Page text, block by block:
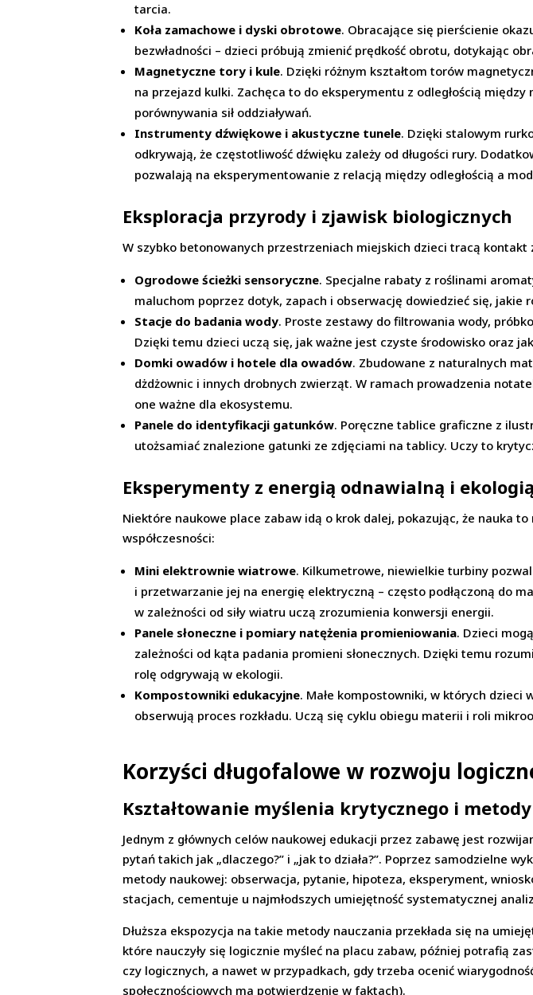
tarcia.
Koła zamachowe i dyski obrotowe. Obracające się pierścienie
bezwładności – dzieci próbują zmienić prędkość obrotu, dotykając
Magnetyczne tory i kule. Dzięki różnym kształtom torów
na przejazd kulki. Zachęca to do eksperymentu z odległością
porównywania sił oddziaływań.
Instrumenty dźwiękowe i akustyczne tunele. Dzięki stalowym
odkrywają, że częstotliwość dźwięku zależy od długości rury.
pozwalają na eksperymentowanie z relacją między odległością a
Eksploracja przyrody i zjawisk biologicznych
W szybko betonowanych przestrzeniach miejskich dzieci tracą
Ogrodowe ścieżki sensoryczne. Specjalne rabaty z roślinami
maluchom poprzez dotyk, zapach i obserwację dowiedzieć się, jakie
Stacje do badania wody. Proste zestawy do filtrowania wody,
Dzięki temu dzieci uczą się, jak ważne jest czyste środowisko oraz
Domki owadów i hotele dla owadów. Zbudowane z naturalnych
dżdżownic i innych drobnych zwierząt. W ramach prowadzenia
one ważne dla ekosystemu.
Panele do identyfikacji gatunków. Poręczne tablice graficzne z
utożsamiać znalezione gatunki ze zdjęciami na tablicy. Uczy to
Eksperymenty z energią odnawialną i ekologią
Niektóre naukowe place zabaw idą o krok dalej, pokazując, że nauka
współczesności:
Mini elektrownie wiatrowe. Kilkumetrowe, niewielkie turbiny
i przetwarzanie jej na energię elektryczną – często podłączoną do
w zależności od siły wiatru uczą zrozumienia konwersji energii.
Panele słoneczne i pomiary natężenia promieniowania. Dzieci
zależności od kąta padania promieni słonecznych. Dzięki temu
rolę odgrywają w ekologii.
Kompostowniki edukacyjne. Małe kompostowniki, w których dzieci
obserwują proces rozkładu. Uczą się cyklu obiegu materii i roli
Korzyści długofalowe w rozwoju
Kształtowanie myślenia krytycznego i
Jednym z głównych celów naukowej edukacji przez zabawę jest
pytań takich jak „dlaczego?” i „jak to działa?”. Poprzez samodzielne
metody naukowej: obserwacja, pytanie, hipoteza, eksperyment,
stacjach, cementuje u najmłodszych umiejętność systematycznej
Dłuższa ekspozycja na takie metody nauczania przekłada się na
które nauczyły się logicznie myśleć na placu zabaw, później potrafią
czy logicznych, a nawet w przypadkach, gdy trzeba ocenić
społecznościowych ma potwierdzenie w faktach).